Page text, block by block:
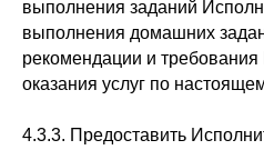
выполнения заданий
выполнения домашних
рекомендации и
оказания услуг по
4.3.3. Предоставить